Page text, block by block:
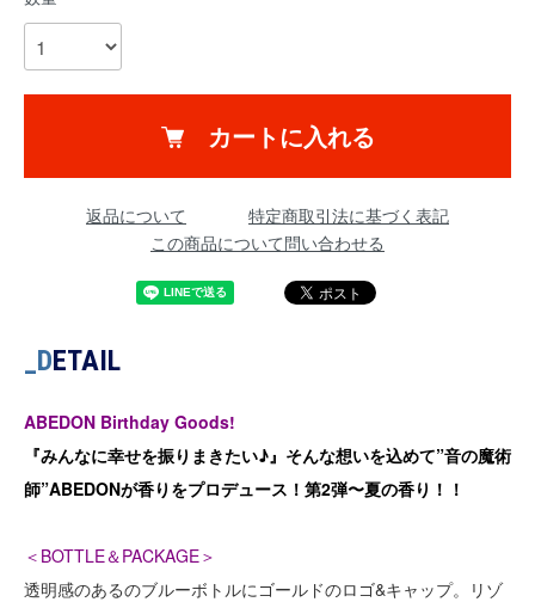
カートに入れる
返品について
特定商取引法に基づく表記
この商品について問い合わせる
_DETAIL
ABEDON Birthday Goods!
『みんなに幸せを振りまきたい♪』そんな想いを込めて”音の魔術
師”ABEDONが香りをプロデュース！第2弾〜夏の香り！！
＜BOTTLE＆PACKAGE＞
透明感のあるのブルーボトルにゴールドのロゴ&キャップ。リゾ